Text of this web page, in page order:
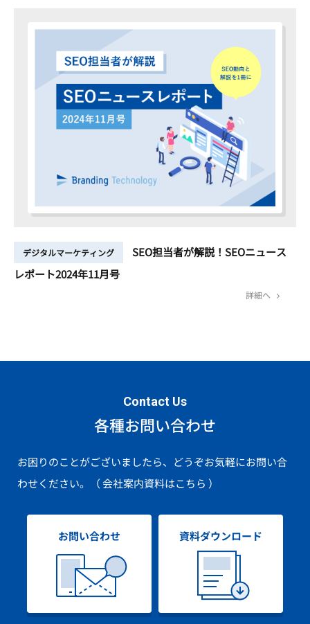
デジタルマーケティング
SEO担当者が解説！SEOニュース
レポート2024年11月号
詳細へ
Contact Us
各種お問い合わせ
お困りのことがございましたら、どうぞお気軽にお問い合
わせください。
（ 会社案内資料はこちら ）
お問い合わせ 資料ダウンロード